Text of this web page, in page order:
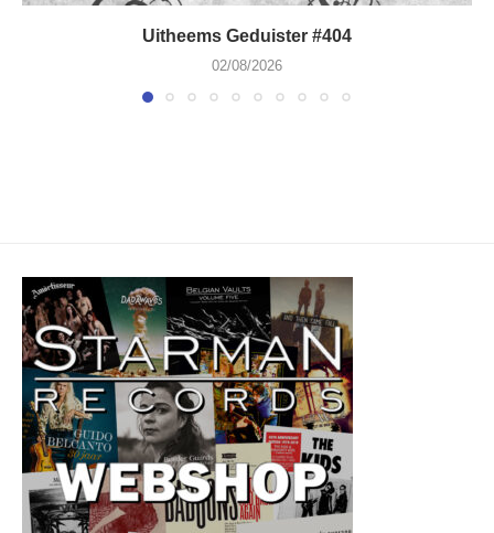
Uitheems Geduister #404
02/08/2026